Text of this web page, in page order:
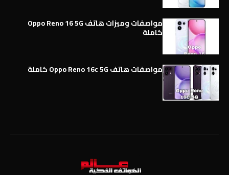
مواصفات وميزات هاتف Oppo Reno 16 5G
كاملة
مواصفات هاتف Oppo Reno 16c 5G كاملة